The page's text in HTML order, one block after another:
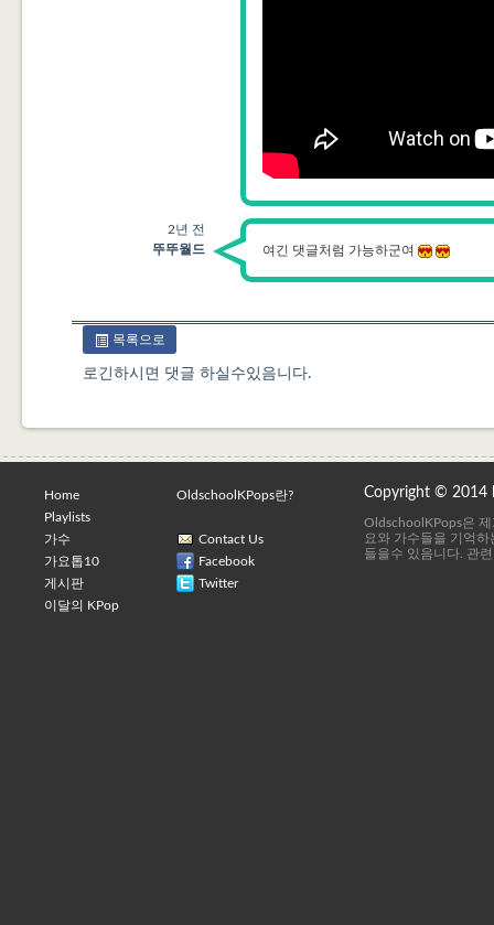
2년 전
뚜뚜월드
여긴 댓글처럼 가능하군여
목록으로
로긴하시면 댓글 하실수있음니다.
Home
Playlists
가수
가요톱10
게시판
이달의 KPop
OldschoolKPops란?
Contact Us
Facebook
Twitter
Copyright © 2014
OldschoolKPops은
요와 가수들을 기억
들을수 있음니다. 관